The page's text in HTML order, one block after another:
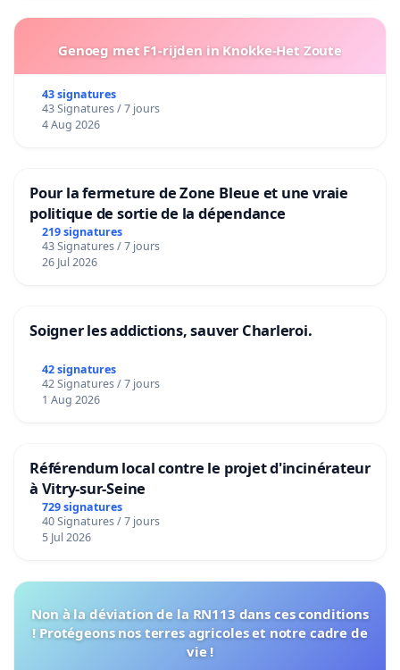
Genoeg met F1-rijden in Knokke-Het Zoute
43 signatures
43 Signatures / 7 jours
4 Aug 2026
Pour la fermeture de Zone Bleue et une vraie
politique de sortie de la dépendance
219 signatures
43 Signatures / 7 jours
26 Jul 2026
Soigner les addictions, sauver Charleroi.
42 signatures
42 Signatures / 7 jours
1 Aug 2026
Référendum local contre le projet d'incinérateur
à Vitry-sur-Seine
729 signatures
40 Signatures / 7 jours
5 Jul 2026
Non à la déviation de la RN113 dans ces conditions
! Protégeons nos terres agricoles et notre cadre de
vie !